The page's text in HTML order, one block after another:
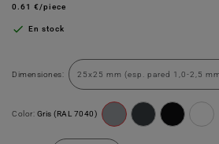
0.61 €/piece
 En stock
Dimensiones:
Color: Gris (RAL 7040)